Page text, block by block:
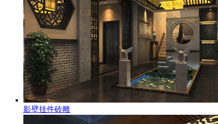
影壁挂件砖雕